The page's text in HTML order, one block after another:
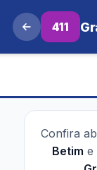
411
Confira
Betim e